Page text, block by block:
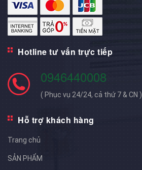
Hotline tư vấn trực tiếp
0946440008
( Phục vụ 24/24, cả thứ 7 & CN )
Hỗ trợ khách hàng
Trang chủ
SẢN PHẨM